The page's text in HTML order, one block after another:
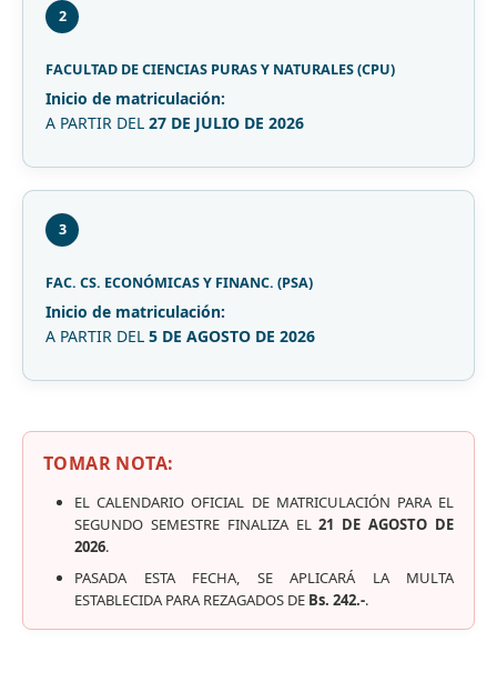
2
FACULTAD DE CIENCIAS PURAS Y NATURALES (CPU)
Inicio de matriculación:
A PARTIR DEL 27 DE JULIO DE 2026
3
FAC. CS. ECONÓMICAS Y FINANC. (PSA)
Inicio de matriculación:
A PARTIR DEL 5 DE AGOSTO DE 2026
TOMAR NOTA:
EL CALENDARIO OFICIAL DE MATRICULACIÓN PARA EL
SEGUNDO SEMESTRE FINALIZA EL21 DE AGOSTO DE
2026.
PASADA ESTA FECHA, SE APLICARÁ LA MULTA
ESTABLECIDA PARA REZAGADOS DE Bs. 242.-.